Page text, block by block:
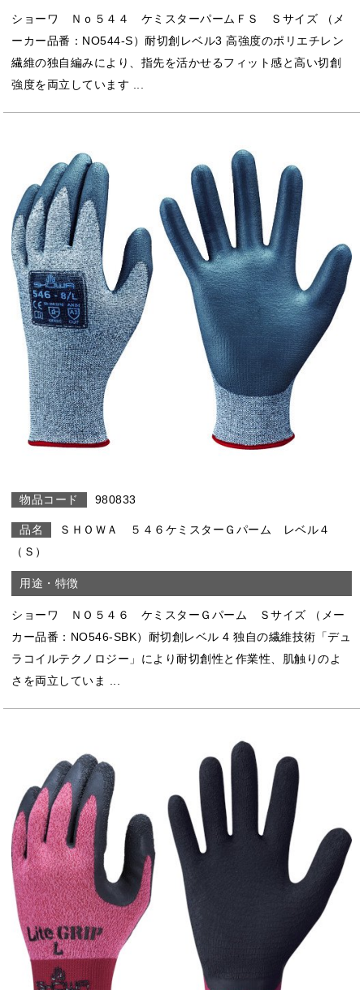
ショーワ Ｎｏ５４４ ケミスターパームＦＳ Ｓサイズ （メ
ーカー品番：NO544-S）耐切創レベル3 高強度のポリエチレン
繊維の独自編みにより、指先を活かせるフィット感と高い切創
強度を両立しています ...
980833
ＳＨＯＷＡ ５４６ケミスターＧパーム レベル４
（Ｓ）
ショーワ ＮＯ５４６ ケミスターＧパーム Ｓサイズ （メー
カー品番：NO546-SBK）耐切創レベル 4 独自の繊維技術「デュ
ラコイルテクノロジー」により耐切創性と作業性、肌触りのよ
さを両立していま ...